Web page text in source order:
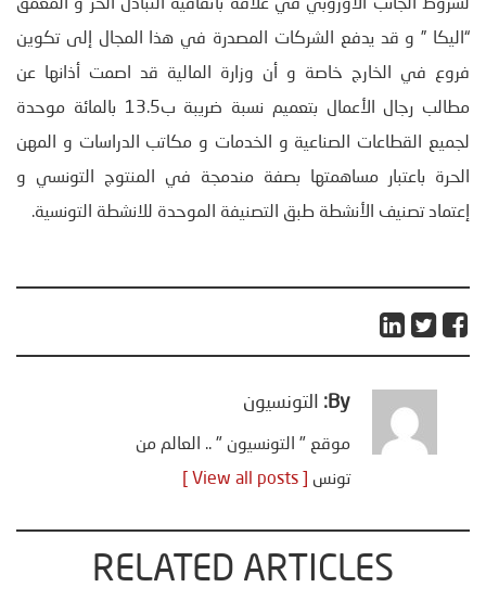
لشروط الجانب الأوروبي في علاقة باتفاقية التبادل الحر و المعمق
“اليكا ” و قد يدفع الشركات المصدرة في هذا المجال إلى تكوين
فروع في الخارج خاصة و أن وزارة المالية قد اصمت أذانها عن
مطالب رجال الأعمال بتعميم نسبة ضريبة ب13.5 بالمائة موحدة
لجميع القطاعات الصناعية و الخدمات و مكاتب الدراسات و المهن
الحرة باعتبار مساهمتها بصفة مندمجة في المنتوج التونسي و
إعتماد تصنيف الأنشطة طبق التصنيفة الموحدة للانشطة التونسية.
By: التونسيون
موقع " التونسيون " .. العالم من
تونس
RELATED ARTICLES